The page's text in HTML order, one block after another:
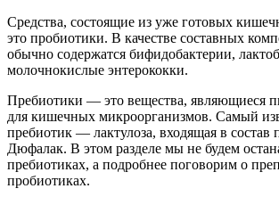
Средства, состоящие из уже готовых
это пробиотики. В качестве составных
обычно содержатся бифидобактерии,
молочнокислые энтерококки.
Пребиотики — это вещества, являющиеся
для кишечных микроорганизмов. Самый
пребиотик — лактулоза, входящая в состав
Дюфалак. В этом разделе мы не будем
пребиотиках, а подробнее поговорим о
пробиотиках.